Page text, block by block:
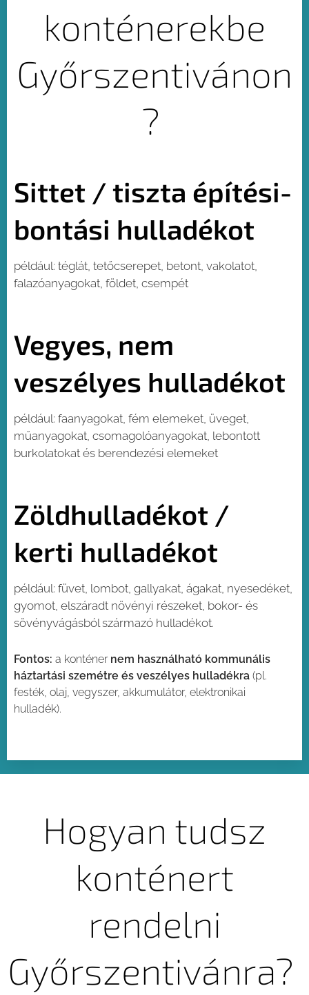
konténerekbe
Győrszentivánon
?
Sittet / tiszta építési-
bontási hulladékot
például: téglát, tetőcserepet, betont, vakolatot,
falazóanyagokat, földet, csempét
Vegyes, nem
veszélyes hulladékot
például: faanyagokat, fém elemeket, üveget,
műanyagokat, csomagolóanyagokat, lebontott
burkolatokat és berendezési elemeket
Zöldhulladékot /
kerti hulladékot
például: füvet, lombot, gallyakat, ágakat, nyesedéket,
gyomot, elszáradt növényi részeket, bokor- és
sövényvágásból származó hulladékot.
Fontos: a konténer nem használható kommunális
háztartási szemétre és veszélyes hulladékra (pl.
festék, olaj, vegyszer, akkumulátor, elektronikai
hulladék).
Hogyan tudsz
konténert
rendelni
Győrszentivánra?